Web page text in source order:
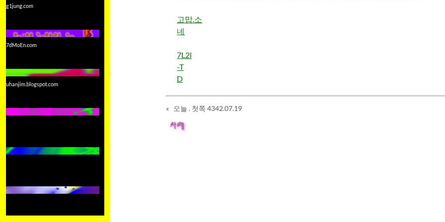
고맙.소
네
7L2l
-T
D
« 오늘 . 첫쪽 4342.07.19
차례
g1jung.com
7dMoEn.com
uhanjim.blogspot.com